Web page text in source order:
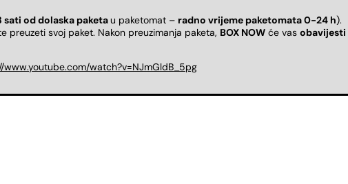
sati od dolaska paketau paketomat – radno vrijeme paketomata 0-24 h).
preuzeti svoj paket. Nakon preuzimanja paketa, BOX NOW će vas obavijesti
www.youtube.com/watch?v=NJmGldB_5pg